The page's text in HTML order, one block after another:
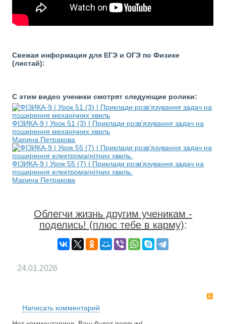
Свежая информация для ЕГЭ и ОГЭ по Физике
(листай):
С этим видео ученики смотрят следующие ролики:
ФІЗИКА-9 | Урок 51 (3) | Приклади розв’язування задач на
поширення механічних хвиль
Марина Петракова
ФІЗИКА-9 | Урок 55 (7) | Приклади розв’язування задач на
поширення електромагнітних хвиль.
Марина Петракова
Облегчи жизнь другим ученикам -
поделись! (плюс тебе в карму):
24.01.2026
Написать комментарий